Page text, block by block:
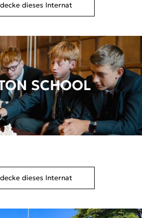
dieses Internat
SCHOOL
dieses Internat